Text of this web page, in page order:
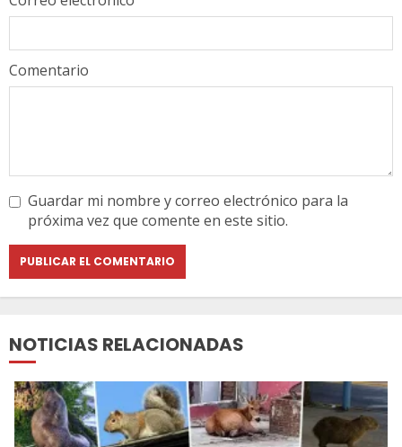
Comentario
Guardar mi nombre y correo electrónico para la
próxima vez que comente en este sitio.
NOTICIAS RELACIONADAS